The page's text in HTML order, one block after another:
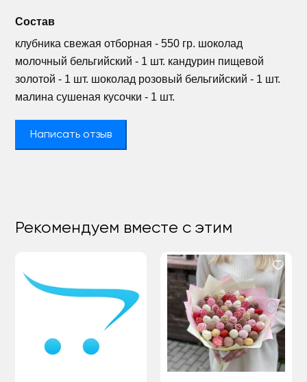
Состав
клубника свежая отборная - 550 гр. шоколад
молочный бельгийский - 1 шт. кандурин пищевой
золотой - 1 шт. шоколад розовый бельгийский - 1 шт.
малина сушеная кусочки - 1 шт.
Написать отзыв
Рекомендуем вместе с этим